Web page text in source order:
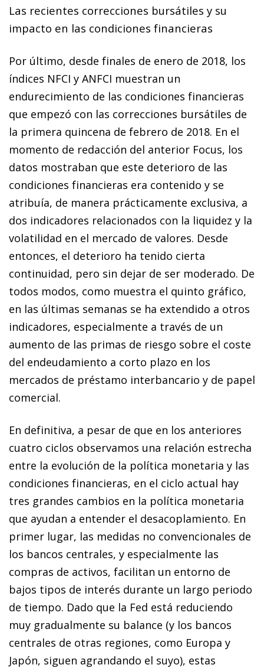
Las recientes correcciones bursátiles y su
impacto en las condiciones financieras
Por último, desde finales de enero de 2018, los
índices NFCI y ANFCI muestran un
endurecimiento de las condiciones financieras
que empezó con las correcciones bursátiles de
la primera quincena de febrero de 2018. En el
momento de redacción del anterior Focus, los
datos mostraban que este deterioro de las
condiciones financieras era contenido y se
atribuía, de manera prácticamente exclusiva, a
dos indicadores relacionados con la liquidez y la
volatilidad en el mercado de valores. Desde
entonces, el deterioro ha tenido cierta
continuidad, pero sin dejar de ser moderado. De
todos modos, como muestra el quinto gráfico,
en las últimas semanas se ha extendido a otros
indicadores, especialmente a través de un
aumento de las primas de riesgo sobre el coste
del endeudamiento a corto plazo en los
mercados de préstamo interbancario y de papel
comercial.
En definitiva, a pesar de que en los anteriores
cuatro ciclos observamos una relación estrecha
entre la evolución de la política monetaria y las
condiciones financieras, en el ciclo actual hay
tres grandes cambios en la política monetaria
que ayudan a entender el desa­­coplamiento. En
primer lugar, las medidas no convencionales de
los bancos centrales, y especialmente las
compras de activos, facilitan un entorno de
bajos tipos de interés durante un largo periodo
de tiempo. Dado que la Fed está reduciendo
muy gradualmente su balance (y los bancos
centrales de otras regiones, como Europa y
Japón, siguen agrandando el suyo), estas